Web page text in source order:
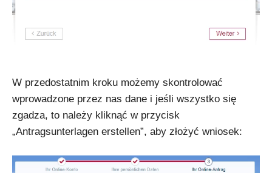
W przedostatnim kroku możemy skontrolować
wprowadzone przez nas dane i jeśli wszystko się
zgadza, to należy kliknąć w przycisk
„Antragsunterlagen erstellen”, aby złożyć wniosek: